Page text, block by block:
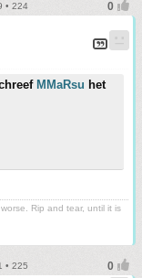
• 224
MMaRsu het
Rip and tear, until it is
• 225